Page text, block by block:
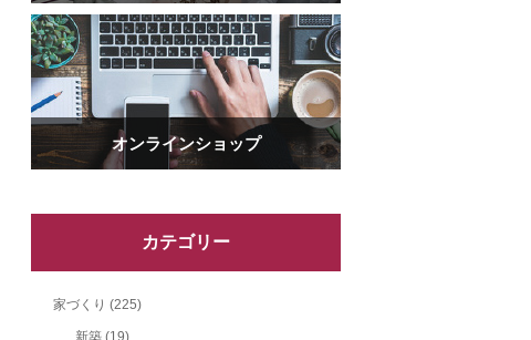
オンラインショップ
カテゴリー
家づくり (225)
新築 (19)